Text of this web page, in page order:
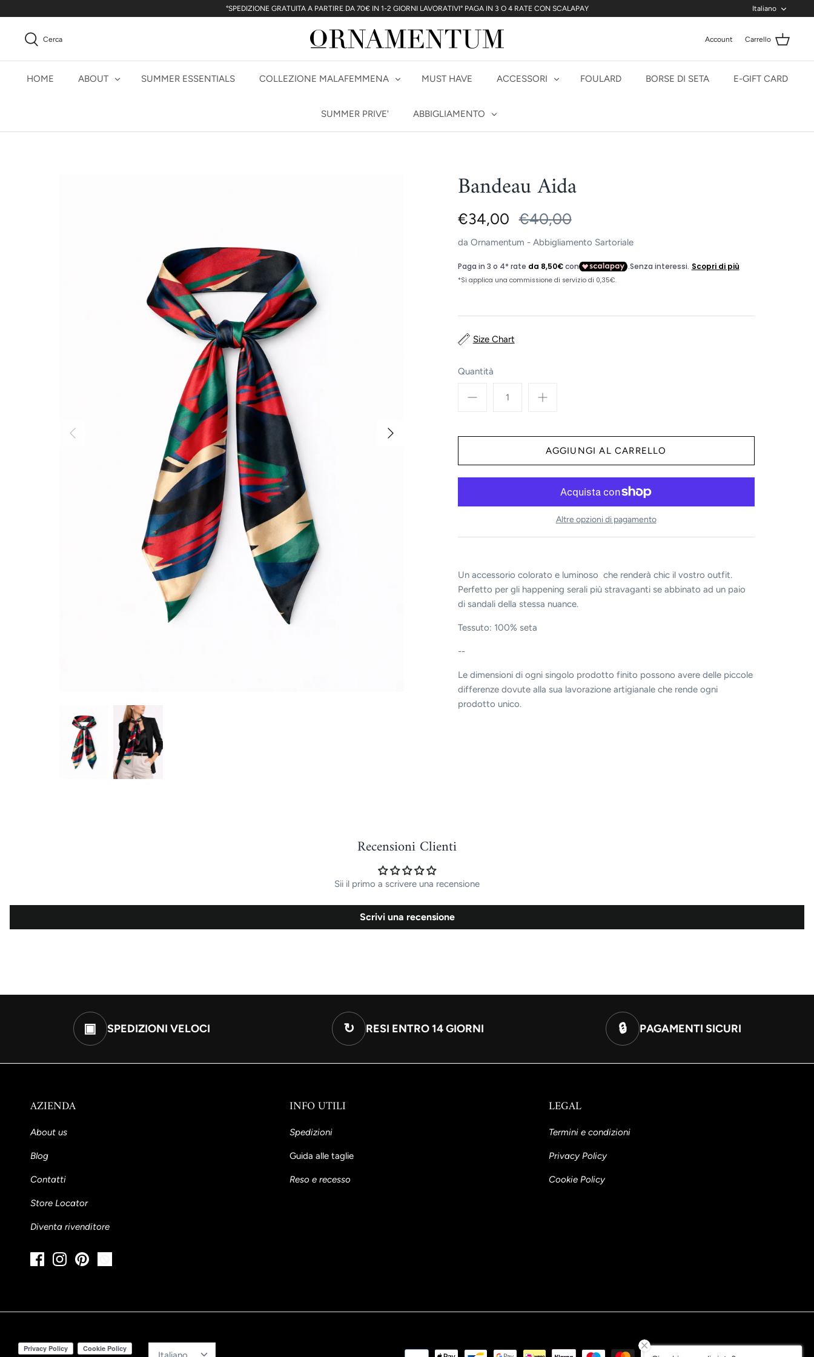
contenuto
°SPEDIZIONE GRATUITA A PARTIRE DA 70€ IN 1-2 GIORNI LAVORATIVI° PAGA IN 3 O 4 RATE CON SCALAPAY Lingua
Italiano
Cerca Account Carrello
HOME ABOUT SUMMER ESSENTIALS COLLEZIONE MALAFEMMENA MUST HAVE ACCESSORI FOULARD BORSE DI SETA E-GIFT CARD
SUMMER PRIVE' ABBIGLIAMENTO
Bandeau Aida
€34,00 €40,00
da Ornamentum - Abbigliamento Sartoriale
Size Chart
Quantità
Altre opzioni di pagamento
Un accessorio colorato e luminoso che renderà chic il vostro outfit.
Perfetto per gli happening serali più stravaganti se abbinato ad un paio
di sandali della stessa nuance.
Tessuto: 100% seta
--
Le dimensioni di ogni singolo prodotto finito possono avere delle piccole
differenze dovute alla sua lavorazione artigianale che rende ogni
prodotto unico.
Recensioni Clienti
Sii il primo a scrivere una recensione
Scrivi una recensione
▣ SPEDIZIONI VELOCI ↻ RESI ENTRO 14 GIORNI 🔒 PAGAMENTI SICURI
AZIENDA
About us
Blog
Contatti
Store Locator
Diventa rivenditore
INFO UTILI
Spedizioni
Guida alle taglie
Reso e recesso
LEGAL
Termini e condizioni
Privacy Policy
Cookie Policy